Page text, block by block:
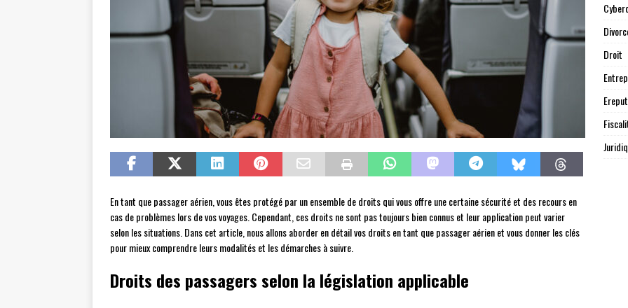
En tant que passager aérien, vous êtes protégé par un ensemble de droits qui vous offre une certaine sécurité et des recours en
cas de problèmes lors de vos voyages. Cependant, ces droits ne sont pas toujours bien connus et leur application peut varier
selon les situations. Dans cet article, nous allons aborder en détail vos droits en tant que passager aérien et vous donner les clés
pour mieux comprendre leurs modalités et les démarches à suivre.
Droits des passagers selon la législation applicable
Droit